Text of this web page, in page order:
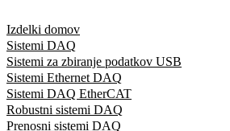
Izdelki domov
Sistemi DAQ
Sistemi za zbiranje podatkov USB
Sistemi Ethernet DAQ
Sistemi DAQ EtherCAT
Robustni sistemi DAQ
Prenosni sistemi DAQ